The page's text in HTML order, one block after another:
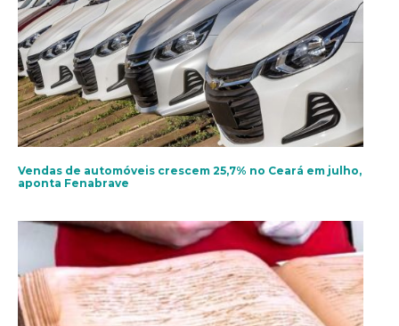
Vendas de automóveis crescem 25,7% no Ceará em julho,
aponta Fenabrave